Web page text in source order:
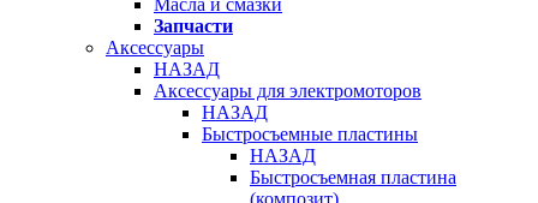
Запчасти
Аксессуары
НАЗАД
Аксессуары для электромоторов
НАЗАД
Быстросъемные пластины
НАЗАД
Быстросъемная пластина
(композит)